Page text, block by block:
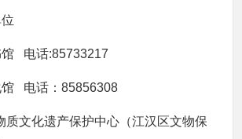
馆 电话:85733217
馆 电话：85856308
文化遗产保护中心（江汉区文物保